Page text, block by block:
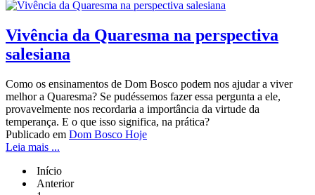
Vivência da Quaresma na perspectiva
salesiana
Como os ensinamentos de Dom Bosco podem nos ajudar a viver
melhor a Quaresma? Se pudéssemos fazer essa pergunta a ele,
provavelmente nos recordaria a importância da virtude da
temperança. E o que isso significa, na prática?
Publicado em Dom Bosco Hoje
Leia mais ...
Início
Anterior